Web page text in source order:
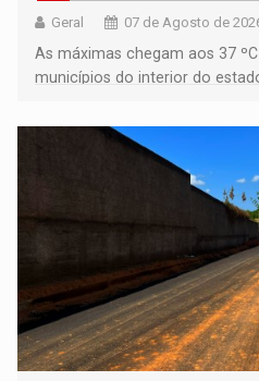
Geral 07 de Agosto de
As máximas chegam aos 37
municípios do interior do